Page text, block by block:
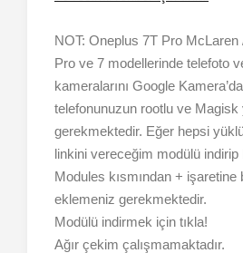
NOT: Oneplus 7T Pro McLaren
Pro ve 7 modellerinde telefoto
kameralarını Google
telefonunuzun rootlu ve Magisk
gerekmektedir. Eğer hepsi
linkini vereceğim modülü indirip
Modules kısmından + işaretine
eklemeniz gerekmektedir.
Modülü indirmek için tıkla!
Ağır çekim çalışmamaktadır.